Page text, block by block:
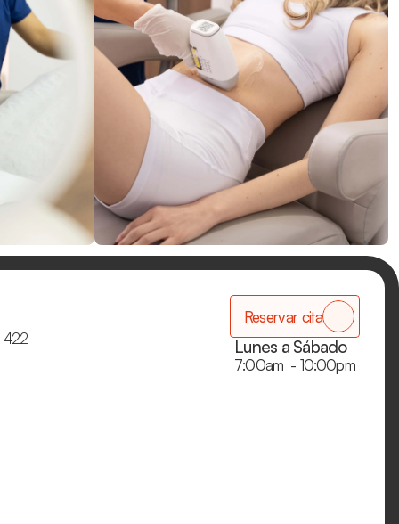
422
Reservar cita
Lunes a Sábado
7:00am  - 10:00pm